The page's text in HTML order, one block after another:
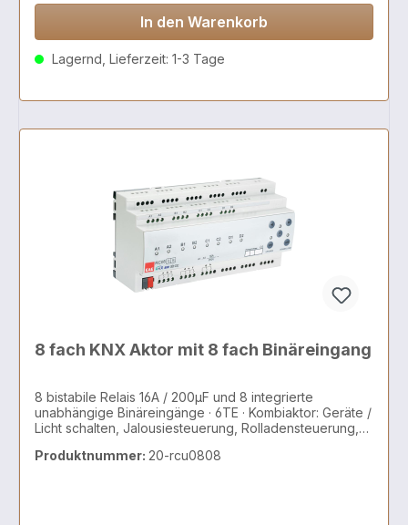
In den Warenkorb
Lagernd, Lieferzeit: 1-3 Tage
8 fach KNX Aktor mit 8 fach Binäreingang
8 bistabile Relais 16A / 200µF und 8 integrierte
unabhängige Binäreingänge · 6TE · Kombiaktor: Geräte /
Licht schalten, Jalousiesteuerung, Rolladensteuerung,
Produktnummer: 20-rcu0808